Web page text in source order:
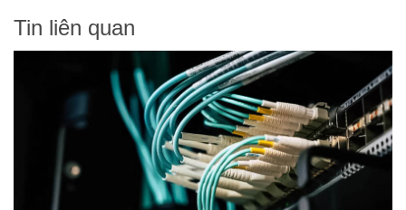
Tin liên quan